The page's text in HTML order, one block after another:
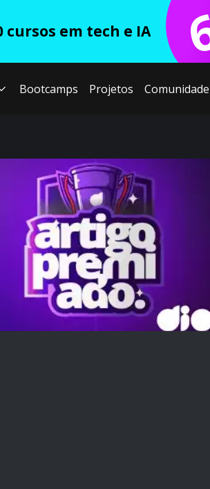
cursos em tech e IA
Bootcamps Projetos Comunidade